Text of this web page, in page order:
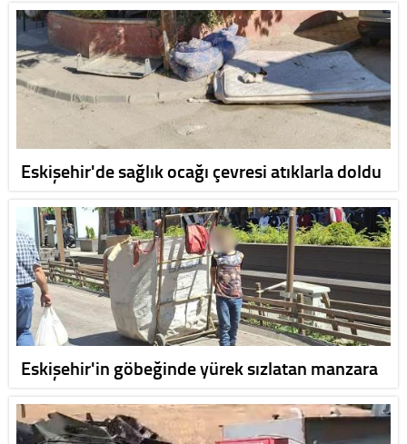
Eskişehir'de sağlık ocağı çevresi atıklarla doldu
Eskişehir'in göbeğinde yürek sızlatan manzara